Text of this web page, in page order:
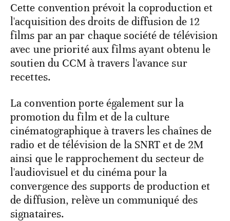
Cette convention prévoit la coproduction et
l'acquisition des droits de diffusion de 12
films par an par chaque société de télévision
avec une priorité aux films ayant obtenu le
soutien du CCM à travers l'avance sur
recettes.
La convention porte également sur la
promotion du film et de la culture
cinématographique à travers les chaînes de
radio et de télévision de la SNRT et de 2M
ainsi que le rapprochement du secteur de
l'audiovisuel et du cinéma pour la
convergence des supports de production et
de diffusion, relève un communiqué des
signataires.